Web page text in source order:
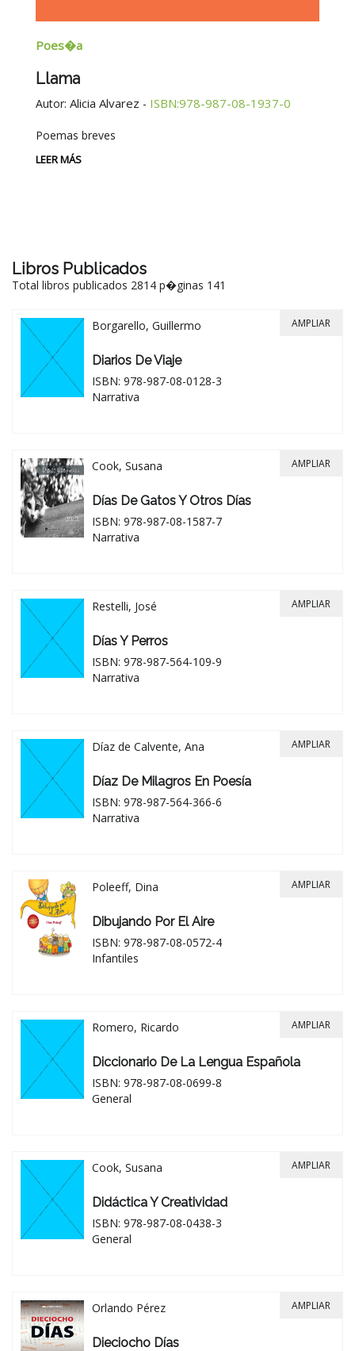
Poes�a
Llama
Autor: Alicia Alvarez - ISBN:978-987-08-1937-0
Poemas breves
LEER MÁS
Libros Publicados
Total libros publicados 2814 p�ginas 141
Borgarello, Guillermo
Diarios De Viaje
ISBN: 978-987-08-0128-3
Narrativa
AMPLIAR
Cook, Susana
Días De Gatos Y Otros Días
ISBN: 978-987-08-1587-7
Narrativa
AMPLIAR
Restelli, José
Días Y Perros
ISBN: 978-987-564-109-9
Narrativa
AMPLIAR
Díaz de Calvente, Ana
Díaz De Milagros En Poesía
ISBN: 978-987-564-366-6
Narrativa
AMPLIAR
Poleeff, Dina
Dibujando Por El Aire
ISBN: 978-987-08-0572-4
Infantiles
AMPLIAR
Romero, Ricardo
Diccionario De La Lengua Española
ISBN: 978-987-08-0699-8
General
AMPLIAR
Cook, Susana
Didáctica Y Creatividad
ISBN: 978-987-08-0438-3
General
AMPLIAR
Orlando Pérez
Dieciocho Días
AMPLIAR